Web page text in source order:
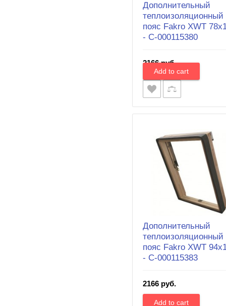
Дополнительный
теплоизоляционный
пояс Fakro XWT
- С-000115380
2166 руб.
Дополнительный
теплоизоляционный
пояс Fakro XWT
- С-000115383
2166 руб.